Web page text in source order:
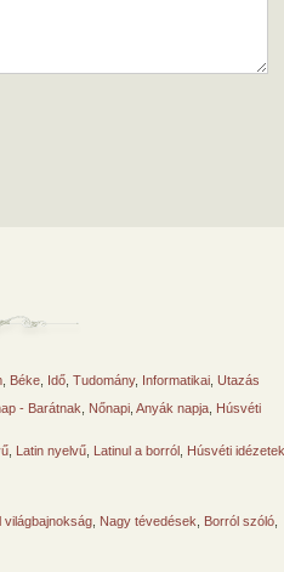
Béke Idő Tudomány, Informatikai Utazás
- Barátnak Nőnapi Anyák napja Húsvéti
Latin nyelvű Latinul a borról Húsvéti
világbajnokság Nagy tévedések Borról szóló